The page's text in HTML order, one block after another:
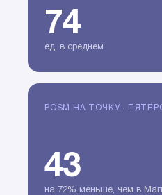
74
ед. в среднем
POSM НА ТОЧКУ ·
43
на 72% меньше, чем в